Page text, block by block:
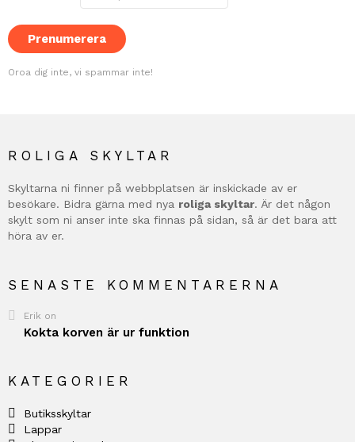
Oroa dig inte, vi spammar inte!
ROLIGA SKYLTAR
Skyltarna ni finner på webbplatsen är inskickade av er
besökare. Bidra gärna med nya roliga skyltar. Är det någon
skylt som ni anser inte ska finnas på sidan, så är det bara att
höra av er.
SENASTE KOMMENTARERNA
Erik on
Kokta korven är ur funktion
KATEGORIER
Butiksskyltar
Lappar